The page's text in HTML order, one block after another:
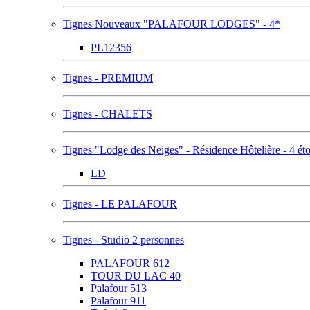
Tignes Nouveaux "PALAFOUR LODGES" - 4*
PL12356
Tignes - PREMIUM
Tignes - CHALETS
Tignes "Lodge des Neiges" - Résidence Hôtelière - 4
LD
Tignes - LE PALAFOUR
Tignes - Studio 2 personnes
PALAFOUR 612
TOUR DU LAC 40
Palafour 513
Palafour 911